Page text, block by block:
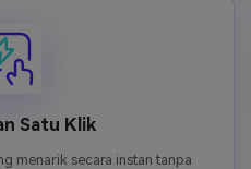
Satu Klik
menarik secara instan tanpa